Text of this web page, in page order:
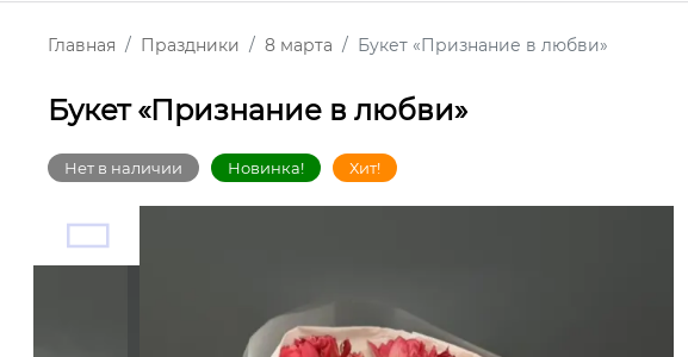
Главная Праздники 8 марта Букет «Признание в любви»
Букет «Признание в любви»
Нет в наличии Новинка! Хит!